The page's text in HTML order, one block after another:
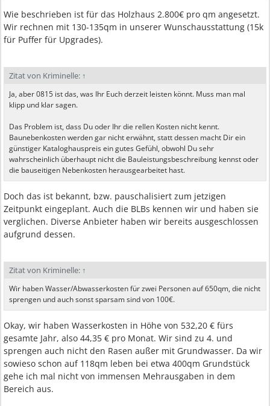
Wie beschrieben ist für das Holzhaus 2.800€ pro qm angesetzt.
Wir rechnen mit 130-135qm in unserer Wunschausstattung (15k
für Puffer für Upgrades).
Zitat von Kriminelle: ↑
Ja, aber 0815 ist das, was Ihr Euch derzeit leisten könnt. Muss man mal
klipp und klar sagen.
Das Problem ist, dass Du oder Ihr die rellen Kosten nicht kennt.
Baunebenkosten werden gar nicht erwähnt, statt dessen macht Dir ein
günstiger Kataloghauspreis ein gutes Gefühl, obwohl Du sehr
wahrscheinlich überhaupt nicht die Bauleistungsbeschreibung kennst oder
die bauseitigen Nebenkosten herausgearbeitet hast.
Doch das ist bekannt, bzw. pauschalisiert zum jetzigen
Zeitpunkt eingeplant. Auch die BLBs kennen wir und haben sie
verglichen. Diverse Anbieter haben wir bereits ausgeschlossen
aufgrund dessen.
Zitat von Kriminelle: ↑
Wir haben Wasser/Abwasserkosten für zwei Personen auf 650qm, die nicht
sprengen und auch sonst sparsam sind von 100€.
Okay, wir haben Wasserkosten in Höhe von 532,20 € fürs
gesamte Jahr, also 44,35 € pro Monat. Wir sind zu 4. und
sprengen auch nicht den Rasen außer mit Grundwasser. Da wir
sowieso schon auf 118qm leben bei etwa 400qm Grundstück
gehe ich mal nicht von immensen Mehrausgaben in dem
Bereich aus.